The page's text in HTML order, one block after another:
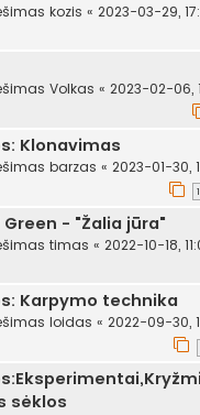
kozis « 2023-03-29,
Volkas « 2023-02-06,
Klonavimas
barzas « 2023-01-30,
1
Green - "Žalia jūra"
timas « 2022-10-18,
Karpymo technika
loidas « 2022-09-30,
sėklos